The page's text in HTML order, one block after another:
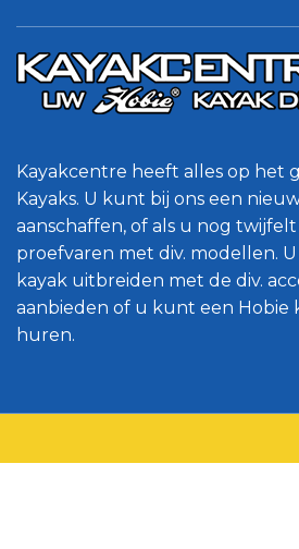
Kayakcentre heeft alles op het
Kayaks. U kunt bij ons een
aanschaffen, of als u nog
proefvaren met div. modellen.
kayak uitbreiden met de div.
aanbieden of u kunt een Hobie
huren.